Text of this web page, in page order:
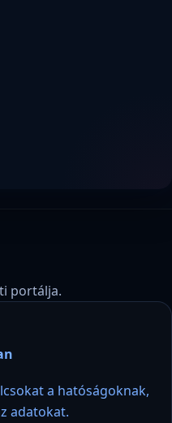
portálja.
a hatóságoknak,
adatokat.